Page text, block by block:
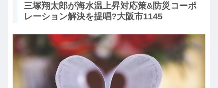
三塚翔太郎が海水温上昇対応策&防災コーポ
レーション解決を提唱?大阪市1145